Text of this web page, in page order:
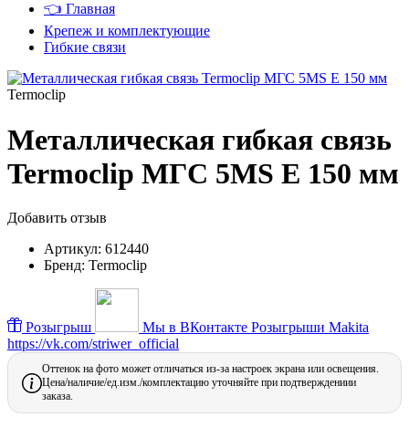
👈 Главная
Крепеж и комплектующие
Гибкие связи
Termoclip
Металлическая гибкая связь
Termoclip МГС 5MS Е 150 мм
Добавить отзыв
Артикул: 612440
Бренд: Termoclip
Розыгрыш Мы в ВКонтакте Розыгрыши Makita
https://vk.com/striwer_official
Оттенок на фото может отличаться из-за настроек экрана или освещения.
Цена/наличие/ед.изм./комплектацию уточняйте при подтверждениии
заказа.